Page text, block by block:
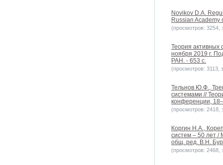
Novikov D.A.
Russian Academy
(просмотров: 3254,
Теория активных
ноября 2019 г.
РАН. - 653 с.
(просмотров: 3113,
Тельнов Ю.Ф.,
системами //
конференции,
(просмотров: 2418,
Коргин Н.А.,
систем – 50 лет /
общ. ред. В.Н.
(просмотров: 2468,